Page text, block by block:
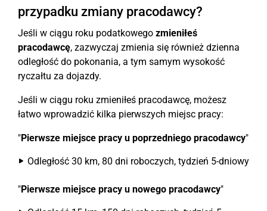
przypadku zmiany pracodawcy?
Jeśli w ciągu roku podatkowego zmieniłeś
pracodawcę, zazwyczaj zmienia się również dzienna
odległość do pokonania, a tym samym wysokość
ryczałtu za dojazdy.
Jeśli w ciągu roku zmieniłeś pracodawcę, możesz
łatwo wprowadzić kilka pierwszych miejsc pracy:
"Pierwsze miejsce pracy u poprzedniego pracodawcy"
Odległość 30 km, 80 dni roboczych, tydzień 5-dniowy
"Pierwsze miejsce pracy u nowego pracodawcy"